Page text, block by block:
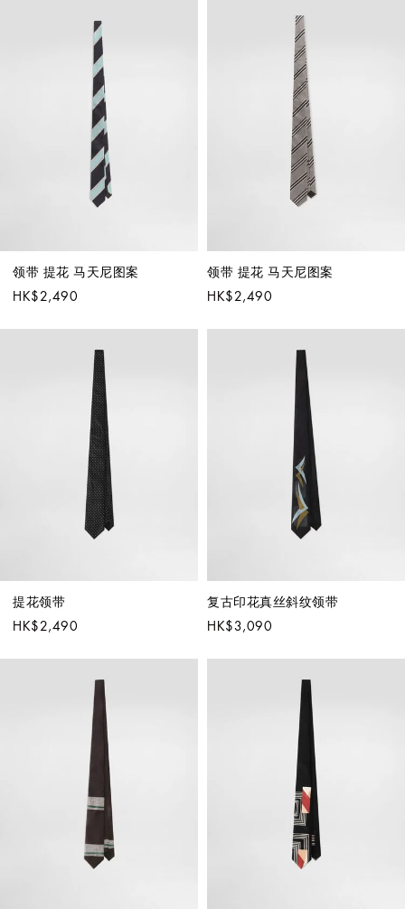
领带 提花 马天尼图案
HK$2,490
领带 提花 马天尼图案
HK$2,490
提花领带
HK$2,490
复古印花真丝斜纹领带
HK$3,090